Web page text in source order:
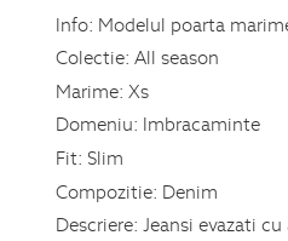
Info: Modelul poarta
Colectie: All season
Marime: Xs
Domeniu: Imbracaminte
Fit: Slim
Compozitie: Denim
Descriere: Jeansi evazati